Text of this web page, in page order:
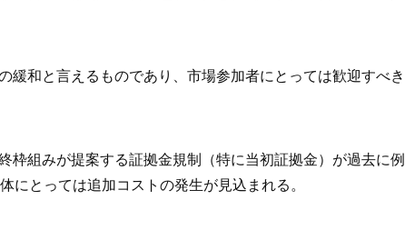
和と言えるものであり、市場参加者にとっては歓迎すべき
組みが提案する証拠金規制（特に当初証拠金）が過去に
にとっては追加コストの発生が見込まれる。